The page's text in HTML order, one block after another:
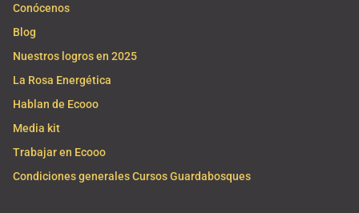
Conócenos
Blog
Nuestros logros en 2025
La Rosa Energética
Hablan de Ecooo
Media kit
Trabajar en Ecooo
Condiciones generales Cursos Guardabosques